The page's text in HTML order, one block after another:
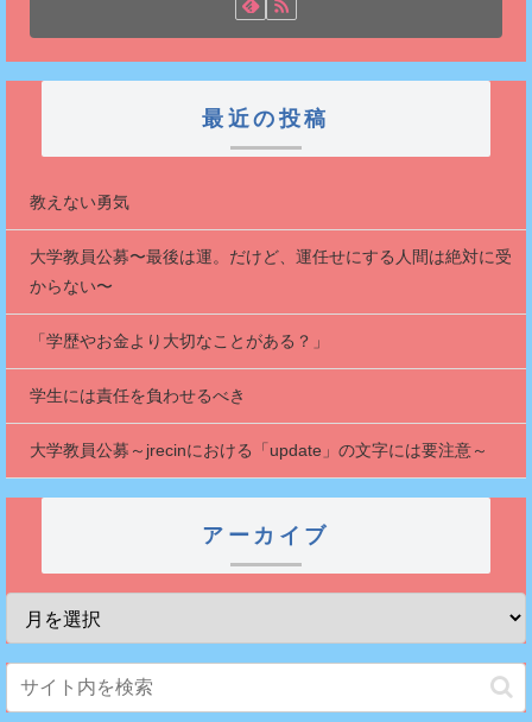
最近の投稿
教えない勇気
大学教員公募〜最後は運。だけど、運任せにする人間は絶対に受
からない〜
「学歴やお金より大切なことがある？」
学生には責任を負わせるべき
大学教員公募～jrecinにおける「update」の文字には要注意～
アーカイブ